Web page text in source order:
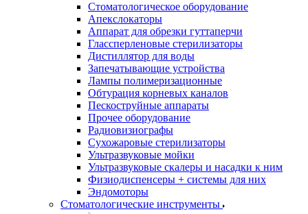
Стоматологическое оборудование
Апекслокаторы
Аппарат для обрезки гуттаперчи
Глассперленовые стерилизаторы
Дистиллятор для воды
Запечатывающие устройства
Лампы полимеризационные
Обтурация корневых каналов
Пескоструйные аппараты
Прочее оборудование
Радиовизиографы
Сухожаровые стерилизаторы
Ультразвуковые мойки
Ультразвуковые скалеры и насадки к ним
Физиодиспенсеры + системы для них
Эндомоторы
Стоматологические инструменты